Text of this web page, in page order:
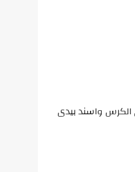
واسند بيدى